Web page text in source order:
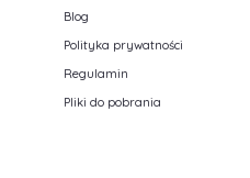
Blog
Polityka prywatności
Regulamin
Pliki do pobrania